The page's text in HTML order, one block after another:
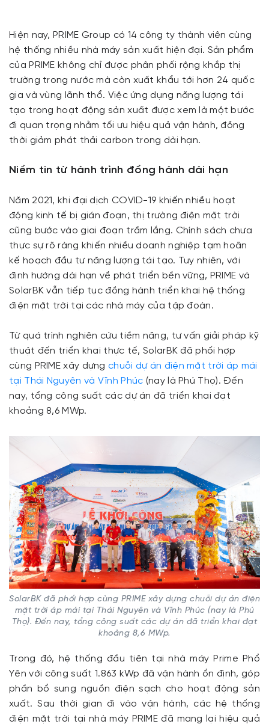
Hiện nay, PRIME Group có 14 công ty thành viên cùng
hệ thống nhiều nhà máy sản xuất hiện đại. Sản phẩm
của PRIME không chỉ được phân phối rộng khắp thị
trường trong nước mà còn xuất khẩu tới hơn 24 quốc
gia và vùng lãnh thổ. Việc ứng dụng năng lượng tái
tạo trong hoạt động sản xuất được xem là một bước
đi quan trọng nhằm tối ưu hiệu quả vận hành, đồng
thời giảm phát thải carbon trong dài hạn.
Niềm tin từ hành trình đồng hành dài hạn
Năm 2021, khi đại dịch COVID-19 khiến nhiều hoạt
động kinh tế bị gián đoạn, thị trường điện mặt trời
cũng bước vào giai đoạn trầm lắng. Chính sách chưa
thực sự rõ ràng khiến nhiều doanh nghiệp tạm hoãn
kế hoạch đầu tư năng lượng tái tạo. Tuy nhiên, với
định hướng dài hạn về phát triển bền vững, PRIME và
SolarBK vẫn tiếp tục đồng hành triển khai hệ thống
điện mặt trời tại các nhà máy của tập đoàn.
Từ quá trình nghiên cứu tiềm năng, tư vấn giải pháp kỹ
thuật đến triển khai thực tế, SolarBK đã phối hợp
cùng PRIME xây dựng chuỗi dự án điện mặt trời áp mái
tại Thái Nguyên và Vĩnh Phúc (nay là Phú Thọ). Đến
nay, tổng công suất các dự án đã triển khai đạt
khoảng 8,6 MWp.
SolarBK đã phối hợp cùng PRIME xây dựng chuỗi dự án điện
mặt trời áp mái tại Thái Nguyên và Vĩnh Phúc (nay là Phú
Thọ). Đến nay, tổng công suất các dự án đã triển khai đạt
khoảng 8,6 MWp.
Trong đó, hệ thống đầu tiên tại nhà máy Prime Phổ
Yên với công suất 1.863 kWp đã vận hành ổn định, góp
phần bổ sung nguồn điện sạch cho hoạt động sản
xuất. Sau thời gian đi vào vận hành, các hệ thống
điện mặt trời tại nhà máy PRIME đã mang lại hiệu quả